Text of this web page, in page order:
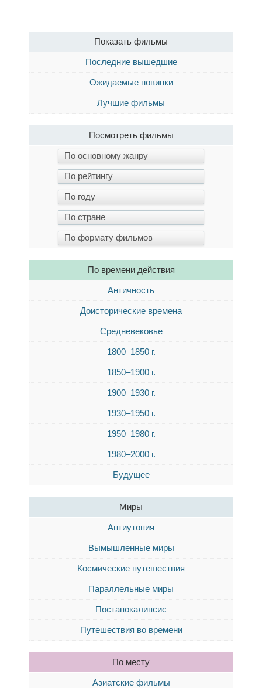
Показать фильмы
Последние вышедшие
Ожидаемые новинки
Лучшие фильмы
Посмотреть фильмы
По времени действия
Античность
Доисторические времена
Средневековье
1800–1850 г.
1850–1900 г.
1900–1930 г.
1930–1950 г.
1950–1980 г.
1980–2000 г.
Будущее
Миры
Антиутопия
Вымышленные миры
Космические путешествия
Параллельные миры
Постапокалипсис
Путешествия во времени
По месту
Азиатские фильмы